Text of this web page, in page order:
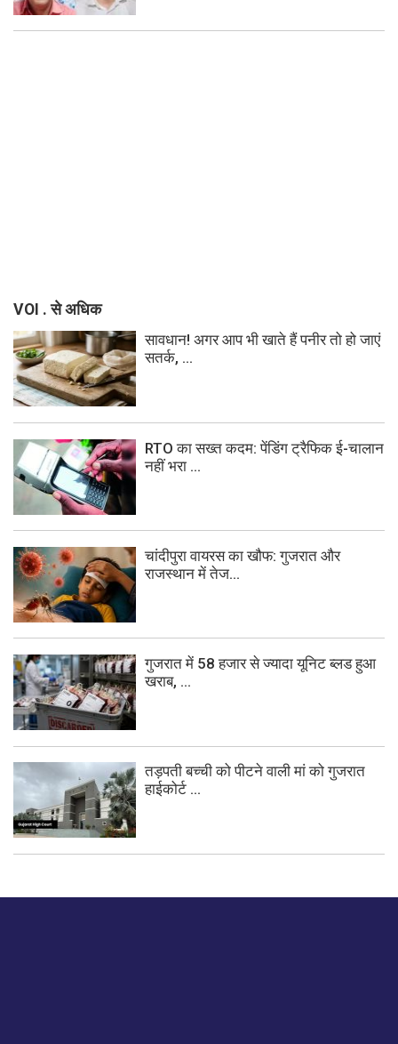
VOI . से अधिक
सावधान! अगर आप भी खाते हैं पनीर तो हो जाएं
सतर्क, ...
RTO का सख्त कदम: पेंडिंग ट्रैफिक ई-चालान
नहीं भरा ...
चांदीपुरा वायरस का खौफ: गुजरात और
राजस्थान में तेज...
गुजरात में 58 हजार से ज्यादा यूनिट ब्लड हुआ
खराब, ...
तड़पती बच्ची को पीटने वाली मां को गुजरात
हाईकोर्ट ...